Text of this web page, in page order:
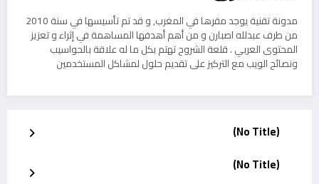
مدونة تقنية يوجد مقرها في المغرب, و قد تم تأسيسها في سنة 2010
من طرف عبدلله اصبارن و من أهم أهدفها المساهمة في إثراء و تعزيز
المحتوى العربي . قلعة الشروح تهتم بكل ما له علاقة بالحواسيب
ونصائح الويب مع التركيز على تقديم حلول لمشاكل المستخدمين
(No Title)
(No Title)